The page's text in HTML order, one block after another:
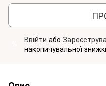
Ввійти або
накопичувальної